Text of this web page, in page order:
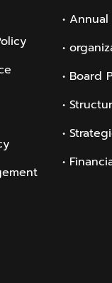
•
•
• Board
•
•
•